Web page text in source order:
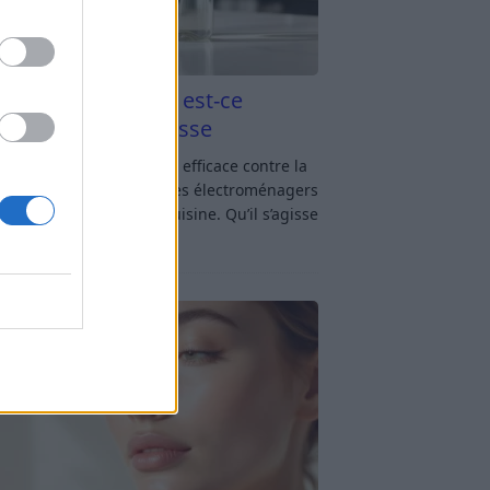
blanc et four est-ce
contre la graisse
blanc et four : est-ce efficace contre la
? Le four fait partie des électroménagers
sollicités dans une cuisine. Qu’il s’agisse